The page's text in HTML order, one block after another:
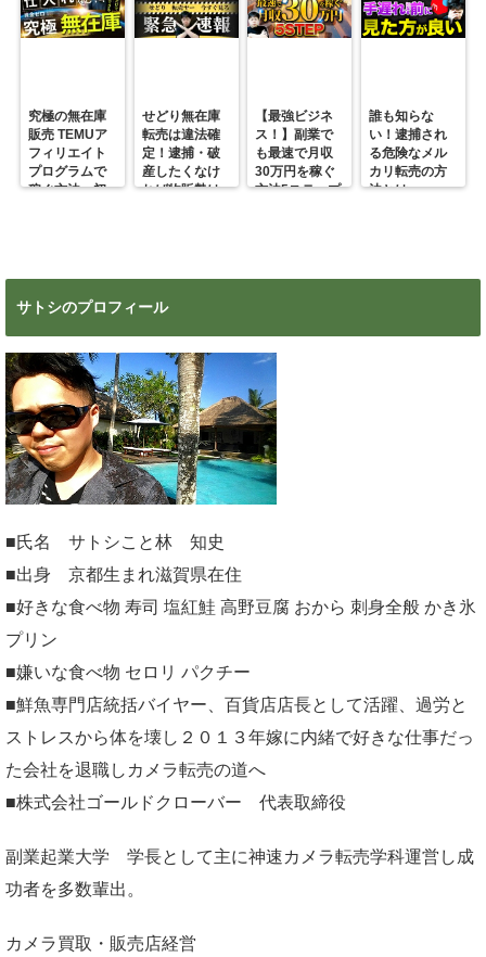
究極の無在庫
販売 TEMUア
フィリエイト
プログラムで
稼ぐ方法 初
せどり無在庫
転売は違法確
定！逮捕・破
産したくなけ
れば物販勢は
【最強ビジネ
ス！】副業で
も最速で月収
30万円を稼ぐ
方法5ステップ
誰も知らな
い！逮捕され
る危険なメル
カリ転売の方
法とは
サトシのプロフィール
■氏名 サトシこと林 知史
■出身 京都生まれ滋賀県在住
■好きな食べ物 寿司 塩紅鮭 高野豆腐 おから 刺身全般 かき氷
プリン
■嫌いな食べ物 セロリ パクチー
■鮮魚専門店統括バイヤー、百貨店店長として活躍、過労と
ストレスから体を壊し２０１３年嫁に内緒で好きな仕事だっ
た会社を退職しカメラ転売の道へ
■株式会社ゴールドクローバー 代表取締役
副業起業大学 学長として主に神速カメラ転売学科運営し成
功者を多数輩出。
カメラ買取・販売店経営